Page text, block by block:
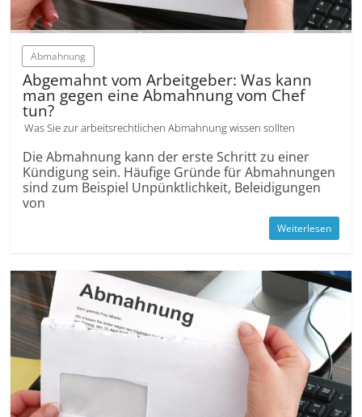
Abmahnung
Abgemahnt vom Arbeitgeber: Was kann
man gegen eine Abmahnung vom Chef
tun?
Was Sie zur arbeitsrechtlichen Abmahnung wissen sollten
Die Abmahnung kann der erste Schritt zu einer
Kündigung sein. Häufige Gründe für Abmahnungen
sind zum Beispiel Unpünktlichkeit, Beleidigungen
von
Weiterlesen